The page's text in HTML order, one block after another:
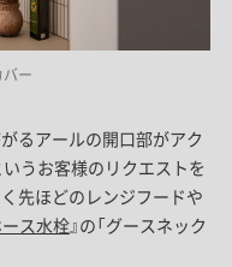
ー
るアールの開口部がアク
うお客様のリクエストを
先ほどのレンジフードや
ス水栓』の「グースネック